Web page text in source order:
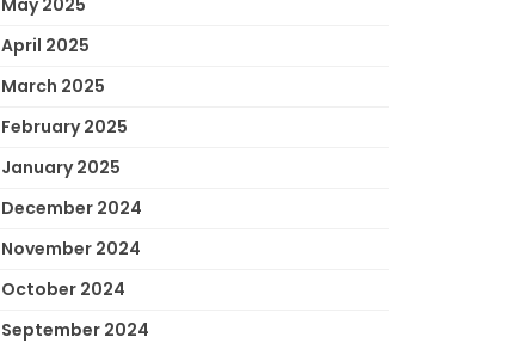
May 2025
April 2025
March 2025
February 2025
January 2025
December 2024
November 2024
October 2024
September 2024